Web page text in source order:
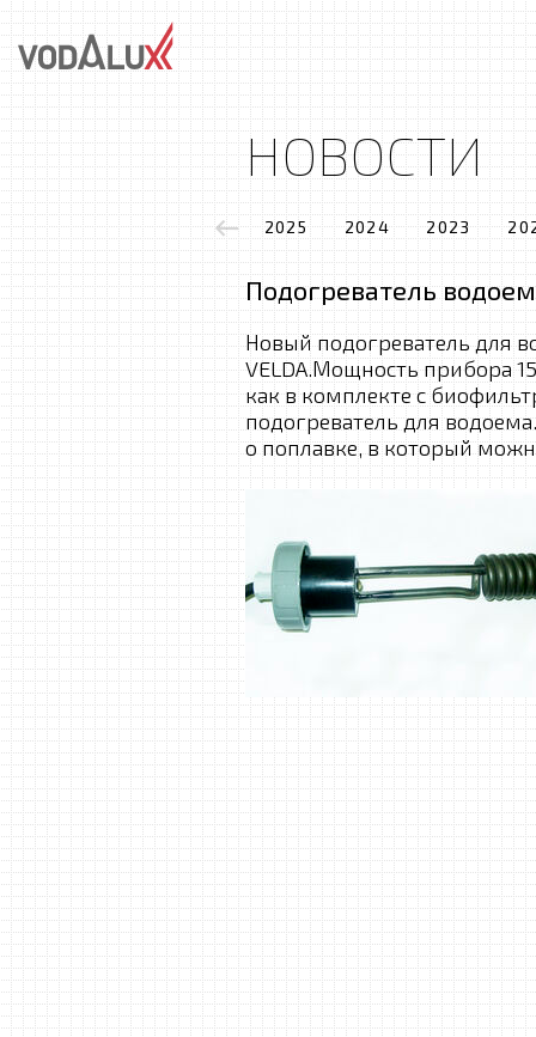
НОВОСТИ
2025 2024 2023
Подогреватель
Новый подогреватель для
VELDA.Мощность прибора
как в комплекте с
подогреватель для
о поплавке, в который